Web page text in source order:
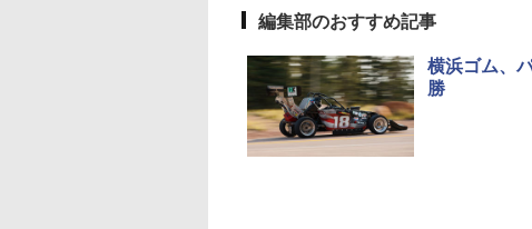
編集部のおすすめ記事
横浜ゴム、
勝